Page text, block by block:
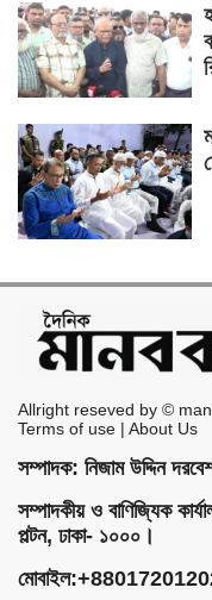
Allright reseved by ©
Terms of use | About Us
সম্পাদক: নিজাম উদ্দিন
সম্পাদকীয় ও বাণিজ্যিক
পল্টন, ঢাকা- ১০০০।